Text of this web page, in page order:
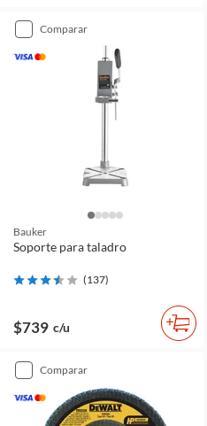
comparar
Bauker
Soporte para taladro
(137)
$739 c/u
comparar